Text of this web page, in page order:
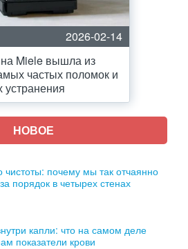
2026-02-14
Miele вышла из
частых поломок и
устранения
НОВОЕ
чистоты: почему мы так отчаянно
порядок в четырех стенах
капли: что на самом деле
показатели крови